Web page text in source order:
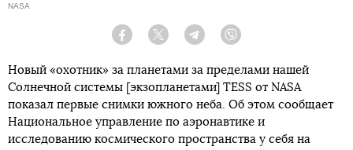
NASA
Facebook Twitter Telegram
Новый «охотник» за планетами за пределами нашей
Солнечной системы [экзопланетами] TESS от NASA
показал первые снимки южного неба. Об этом сообщает
Национальное управление по аэронавтике и
исследованию космического пространства у себя на